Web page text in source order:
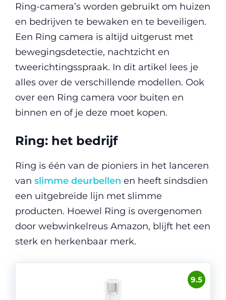
Ring-camera’s worden gebruikt om huizen
en bedrijven te bewaken en te beveiligen.
Een Ring camera is altijd uitgerust met
bewegingsdetectie, nachtzicht en
tweerichtingsspraak. In dit artikel lees je
alles over de verschillende modellen. Ook
over een Ring camera voor buiten en
binnen en of je deze moet kopen.
Ring: het bedrijf
Ring is één van de pioniers in het lanceren
van slimme deurbellen en heeft sindsdien
een uitgebreide lijn met slimme
producten. Hoewel Ring is overgenomen
door webwinkelreus Amazon, blijft het een
sterk en herkenbaar merk.
9.5